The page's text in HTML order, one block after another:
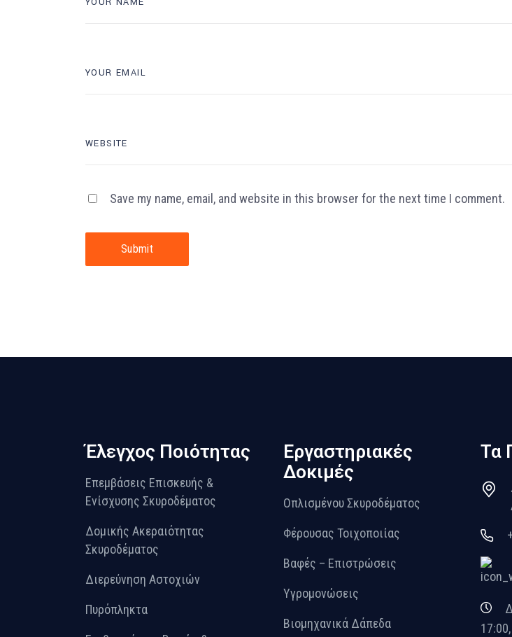
Save my name, email, and website in this browser for the next time I comment.
Submit
Έλεγχος Ποιότητας
Επεμβάσεις Επισκευής &
Ενίσχυσης Σκυροδέματος
Δομικής Ακεραιότητας
Σκυροδέματος
Διερεύνηση Αστοχιών
Πυρόπληκτα
Εργαστηριακές
Δοκιμές
Οπλισμένου Σκυροδέματος
Φέρουσας Τοιχοποιίας
Βαφές – Επιστρώσεις
Υγρομονώσεις
Βιομηχανικά Δάπεδα
Τα
17:00,